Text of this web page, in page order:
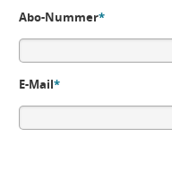
Abo-Nummer*
E-Mail*